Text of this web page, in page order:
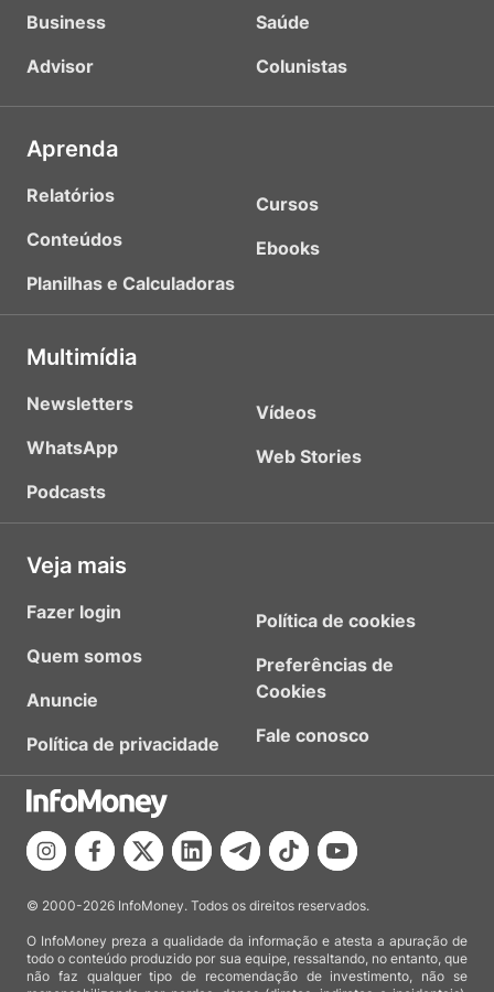
Business
Advisor
Saúde
Colunistas
Aprenda
Relatórios
Conteúdos
Planilhas e Calculadoras
Cursos
Ebooks
Multimídia
Newsletters
WhatsApp
Podcasts
Vídeos
Web Stories
Veja mais
Fazer login
Quem somos
Anuncie
Política de privacidade
Política de cookies
Preferências de
Cookies
Fale conosco
© 2000-2026 InfoMoney. Todos os direitos reservados.
O InfoMoney preza a qualidade da informação e atesta a apuração de
todo o conteúdo produzido por sua equipe, ressaltando, no entanto, que
não faz qualquer tipo de recomendação de investimento, não se